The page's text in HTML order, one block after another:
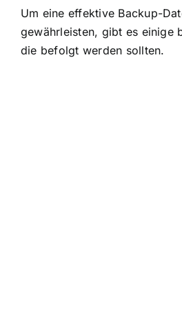
Um eine effektive Backup-
gewährleisten, gibt es einige
die befolgt werden sollten.